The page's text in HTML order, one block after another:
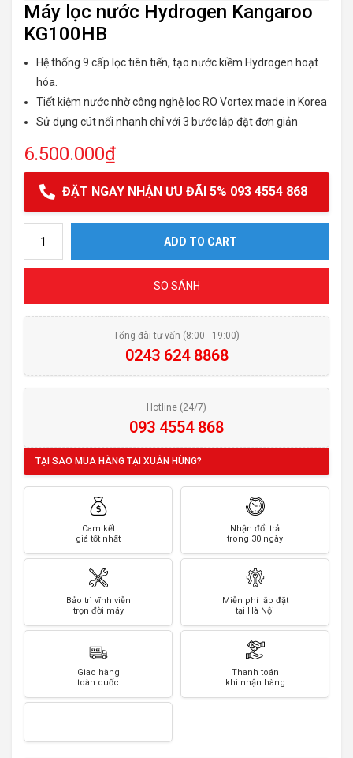
Máy lọc nước Hydrogen Kangaroo
KG100HB
Hệ thống 9 cấp lọc tiên tiến, tạo nước kiềm Hydrogen hoạt
hóa.
Tiết kiệm nước nhờ công nghệ lọc RO Vortex made in Korea
Sử dụng cút nối nhanh chỉ với 3 bước lắp đặt đơn giản
6.500.000₫
ĐẶT NGAY NHẬN ƯU ĐÃI 5% 093 4554 868
ADD TO CART
SO SÁNH
Tổng đài tư vấn (8:00 - 19:00)
0243 624 8868
Hotline (24/7)
093 4554 868
TẠI SAO MUA HÀNG TẠI XUÂN HÙNG?
Cam kết
giá tốt nhất
Nhận đổi trả
trong 30 ngày
Bảo trì vĩnh viễn
trọn đời máy
Miễn phí lắp đặt
tại Hà Nội
Giao hàng
toàn quốc
Thanh toán
khi nhận hàng